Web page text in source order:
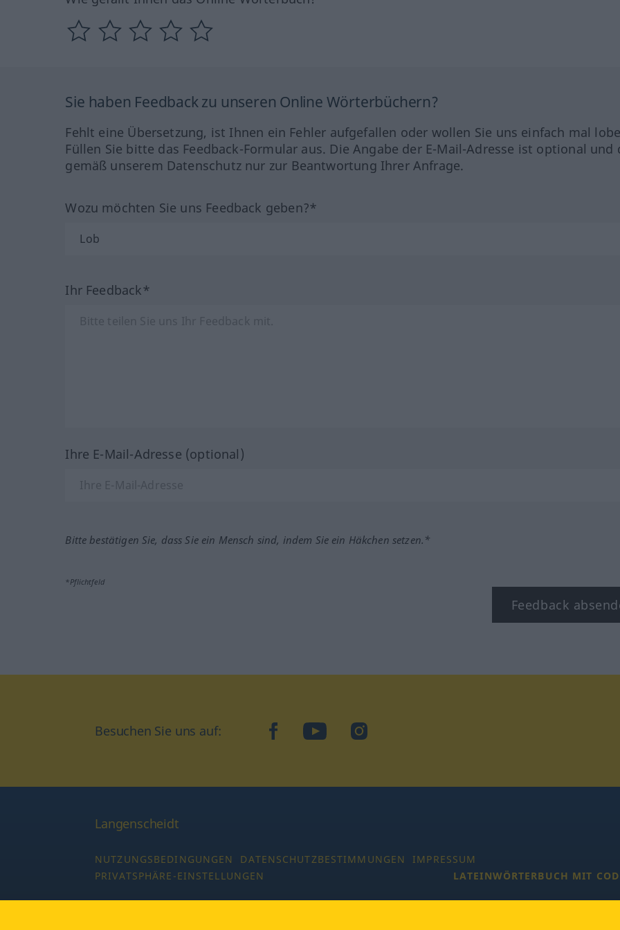
Sie haben Feedback zu unseren Online Wörterbüchern?
Fehlt eine Übersetzung, ist Ihnen ein Fehler aufgefallen oder wollen Sie uns einfach mal
Füllen Sie bitte das Feedback-Formular aus. Die Angabe der E-Mail-Adresse ist optional und
gemäß unserem Datenschutz nur zur Beantwortung Ihrer Anfrage.
Wozu möchten Sie uns Feedback geben?*
Ihr Feedback*
Ihre E-Mail-Adresse (optional)
Bitte bestätigen Sie, dass Sie ein Mensch sind, indem Sie ein Häkchen setzen.*
*Pflichtfeld
Feedback
Besuchen Sie uns auf: facebookYouTubeInstagram
Langenscheidt
NUTZUNGSBEDINGUNGEN DATENSCHUTZBESTIMMUNGEN
IMPRESSUM
PRIVATSPHÄRE-EINSTELLUNGEN
LATEINWÖRTERBUCH MIT